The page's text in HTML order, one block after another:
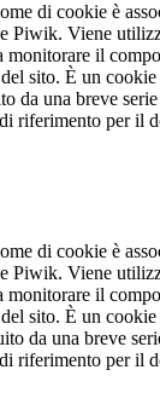
di cookie è
Piwik. Viene
monitorare il
sito. È un
da una breve
riferimento per il
di cookie è
Piwik. Viene
monitorare il
sito. È un
da una breve
riferimento per il